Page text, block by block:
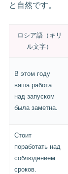
と自然です。
ロシア語（キリ
ル文字）
В этом году
ваша работа
над запуском
была заметна.
Стоит
поработать над
соблюдением
сроков.